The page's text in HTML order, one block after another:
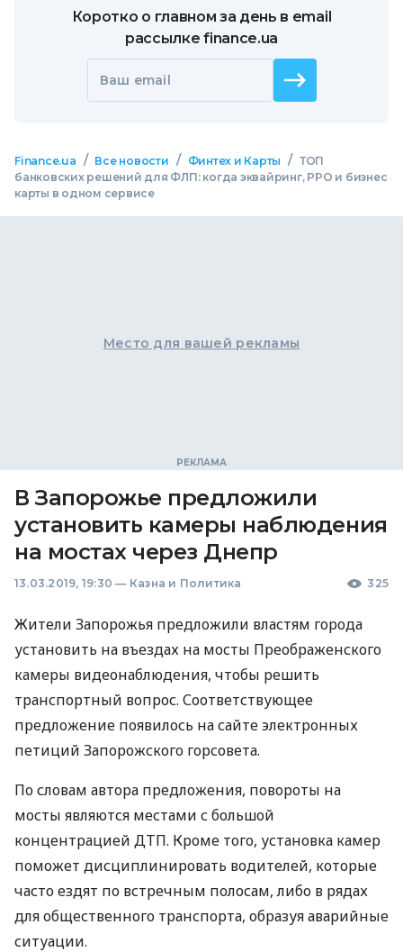
Коротко о главном за день в email
рассылке finance.ua
Ваш email
Finance.ua / Все новости / Финтех и Карты / ТОП
банковских решений для ФЛП: когда эквайринг, РРО и бизнес
карты в одном сервисе
Место для вашей рекламы
В Запорожье предложили
установить камеры наблюдения
на мостах через Днепр
13.03.2019, 19:30 — Казна и Политика 325
Жители Запорожья предложили властям города
установить на въездах на мосты Преображенского
камеры видеонаблюдения, чтобы решить
транспортный вопрос. Соответствующее
предложение появилось на сайте электронных
петиций Запорожского горсовета.
По словам автора предложения, повороты на
мосты являются местами с большой
концентрацией ДТП. Кроме того, установка камер
поможет дисциплинировать водителей, которые
часто ездят по встречным полосам, либо в рядах
для общественного транспорта, образуя аварийные
ситуации.